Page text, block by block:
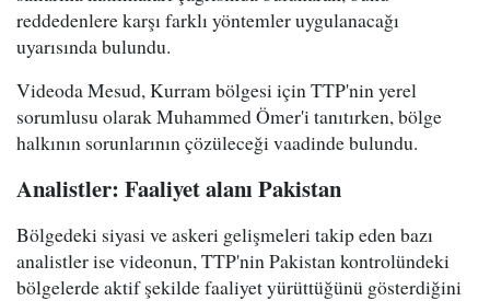
reddedenlere karşı farklı yöntemler uygulanacağı
uyarısında bulundu.
Videoda Mesud, Kurram bölgesi için TTP'nin yerel
sorumlusu olarak Muhammed Ömer'i tanıtırken, bölge
halkının sorunlarının çözüleceği vaadinde bulundu.
Analistler: Faaliyet alanı Pakistan
Bölgedeki siyasi ve askeri gelişmeleri takip eden bazı
analistler ise videonun, TTP'nin Pakistan kontrolündeki
bölgelerde aktif şekilde faaliyet yürüttüğünü gösterdiğini